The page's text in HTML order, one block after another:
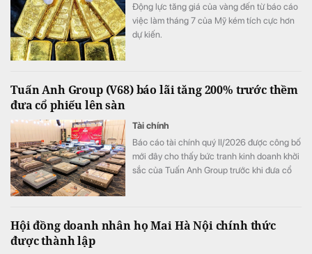
Động lực tăng giá của vàng đến từ báo cáo
việc làm tháng 7 của Mỹ kém tích cực hơn
dự kiến.
Tuấn Anh Group (V68) báo lãi tăng 200% trước thềm
đưa cổ phiếu lên sàn
Tài chính
Báo cáo tài chính quý II/2026 được công bố
mới đây cho thấy bức tranh kinh doanh khởi
sắc của Tuấn Anh Group trước khi đưa cổ
Hội đồng doanh nhân họ Mai Hà Nội chính thức
được thành lập